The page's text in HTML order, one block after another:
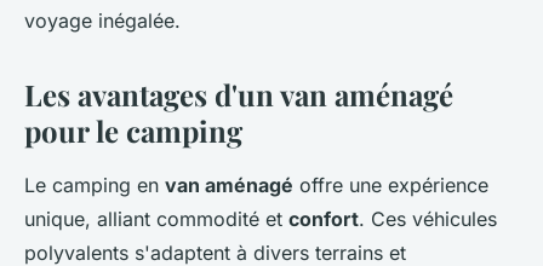
voyage inégalée.
Les avantages d'un van aménagé
pour le camping
Le camping en van aménagé offre une expérience
unique, alliant commodité et confort. Ces véhicules
polyvalents s'adaptent à divers terrains et